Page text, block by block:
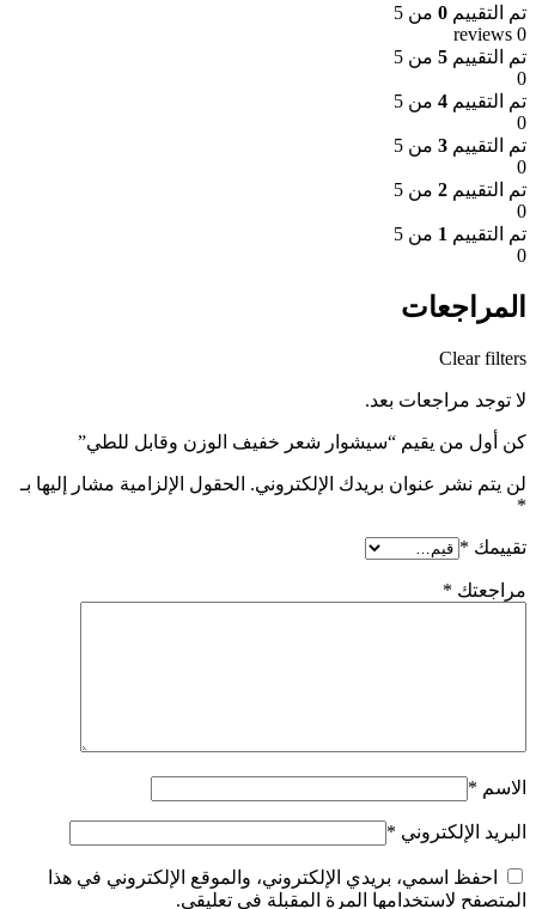
تم التقييم 0 من 5
0 reviews
تم التقييم 5 من 5
0
تم التقييم 4 من 5
0
تم التقييم 3 من 5
0
تم التقييم 2 من 5
0
تم التقييم 1 من 5
0
المراجعات
Clear filters
لا توجد مراجعات بعد.
كن أول من يقيم “سيشوار شعر خفيف الوزن وقابل للطي”
لن يتم نشر عنوان بريدك الإلكتروني. الحقول الإلزامية مشار إليها بـ
*
تقييمك *
مراجعتك *
الاسم *
البريد الإلكتروني *
احفظ اسمي، بريدي الإلكتروني، والموقع الإلكتروني في هذا
المتصفح لاستخدامها المرة المقبلة في تعليقي.